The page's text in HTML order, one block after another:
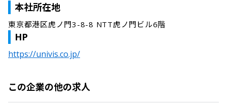
本社所在地
東京都港区虎ノ門3-8-8 NTT虎ノ門ビル6階
HP
https://univis.co.jp/
この企業の他の求人